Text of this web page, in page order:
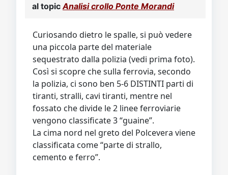
al topic Analisi crollo Ponte Morandi
Curiosando dietro le spalle, si può vedere
una piccola parte del materiale
sequestrato dalla polizia (vedi prima foto).
Così si scopre che sulla ferrovia, secondo
la polizia, ci sono ben 5-6 DISTINTI parti di
tiranti, stralli, cavi tiranti, mentre nel
fossato che divide le 2 linee ferroviarie
vengono classificate 3 “guaine”.
La cima nord nel greto del Polcevera viene
classificata come “parte di strallo,
cemento e ferro”.